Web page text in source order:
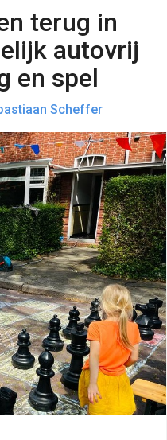
terug in
autovrij
en spel
Scheffer